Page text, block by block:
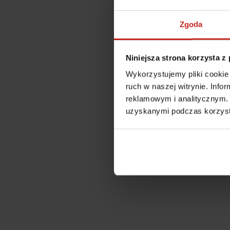
Zgoda
Niniejsza strona korzysta z
Wykorzystujemy pliki
ruch w naszej witrynie.
reklamowym i
uzyskanymi podczas